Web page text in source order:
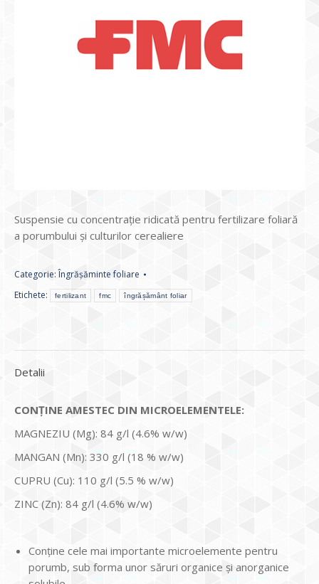
Suspensie cu concentraţie ridicată pentru fertilizare foliară
a porumbului şi culturilor cerealiere
Categorie:Îngrășăminte foliare
Etichete:
fertilizant fmc îngrășământ foliar
Detalii
CONȚINE AMESTEC DIN MICROELEMENTELE:
MAGNEZIU (Мg): 84 g/l (4.6% w/w)
MANGAN (Mn): 330 g/l (18 % w/w)
CUPRU (Сu): 110 g/l (5.5 % w/w)
ZINC (Zn): 84 g/l (4.6% w/w)
Conţine cele mai importante microelemente pentru
porumb, sub forma unor săruri organice şi anorganice